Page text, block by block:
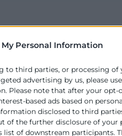
My Personal Information
to third parties, or processing of
advertising by us, please
Please note that after your opt-
based ads based on
disclosed to third
of the further disclosure of your
list of downstream participants.